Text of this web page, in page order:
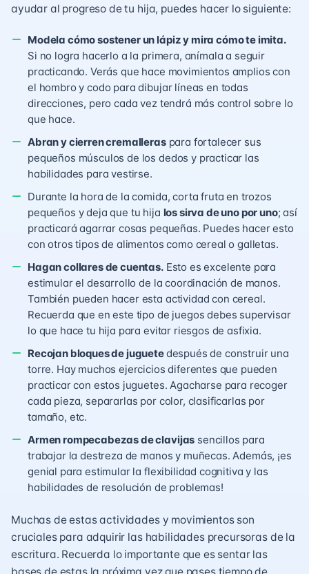
ayudar al progreso de tu hija, puedes hacer lo siguiente:
Modela cómo sostener un lápiz y mira cómo te imita.
Si no logra hacerlo a la primera, anímala a seguir
practicando. Verás que hace movimientos amplios con
el hombro y codo para dibujar líneas en todas
direcciones, pero cada vez tendrá más control sobre lo
que hace.
Abran y cierren cremalleraspara fortalecer sus
pequeños músculos de los dedos y practicar las
habilidades para vestirse.
Durante la hora de la comida, corta fruta en trozos
pequeños y deja que tu hija los sirva de uno por uno; así
practicará agarrar cosas pequeñas. Puedes hacer esto
con otros tipos de alimentos como cereal o galletas.
Hagan collares de cuentas.Esto es excelente para
estimular el desarrollo de la coordinación de manos.
También pueden hacer esta actividad con cereal.
Recuerda que en este tipo de juegos debes supervisar
lo que hace tu hija para evitar riesgos de asfixia.
Recojan bloques de juguetedespués de construir una
torre. Hay muchos ejercicios diferentes que pueden
practicar con estos juguetes. Agacharse para recoger
cada pieza, separarlas por color, clasificarlas por
tamaño, etc.
Armen rompecabezas de clavijas sencillos para
trabajar la destreza de manos y muñecas. Además, ¡es
genial para estimular la flexibilidad cognitiva y las
habilidades de resolución de problemas!
Muchas de estas actividades y movimientos son
cruciales para adquirir las habilidades precursoras de la
escritura. Recuerda lo importante que es sentar las